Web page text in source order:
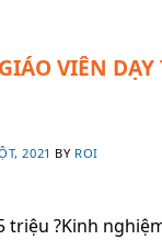
VIÊN DẠY
2021 BY ROI
triệu ?Kinh